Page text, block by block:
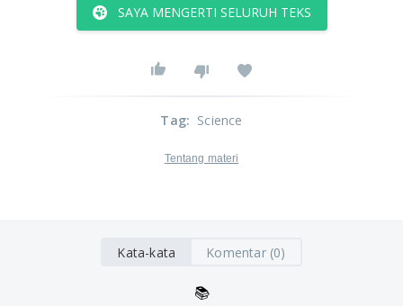
SAYA MENGERTI SELURUH TEKS
Tag: Science
Tentang materi
Kata-kata Komentar (0)
📚